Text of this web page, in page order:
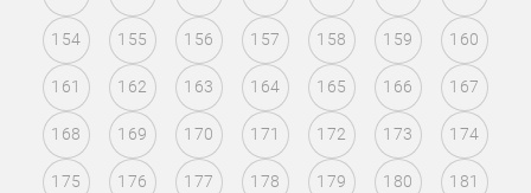
154 155 156 157 158 159 160
161 162 163 164 165 166 167
168 169 170 171 172 173 174
175 176 177 178 179 180 181